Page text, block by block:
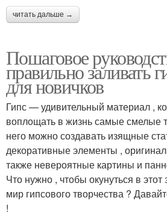
читать дальше →
Пошаговое
правильно заливать
для новичков
Гипс — удивительный материал ,
воплощать в жизнь самые смелые
него можно создавать изящные
декоративные элементы ,
также невероятные картины и
Что нужно , чтобы окунуться в
мир гипсового творчества ?
!